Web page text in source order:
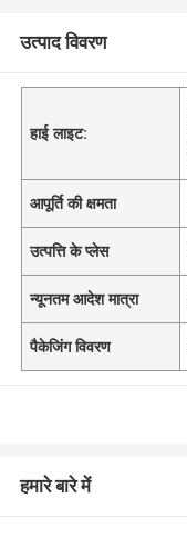
उत्पाद विवरण
हाई लाइट:
आपूर्ति की क्षमता
उत्पत्ति के प्लेस
न्यूनतम आदेश मात्रा
पैकेजिंग विवरण
हमारे बारे में